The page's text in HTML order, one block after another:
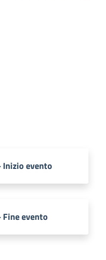
Inizio evento
Fine evento